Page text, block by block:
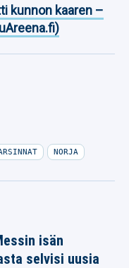
kunnon kaaren –
NORJA
isän
selvisi uusia